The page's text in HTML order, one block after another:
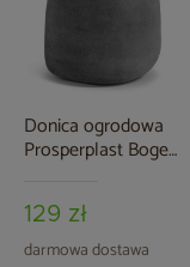
Donica ogrodowa
Prosperplast Boge
129 zł
darmowa dostawa